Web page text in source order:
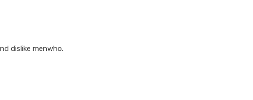
dislike menwho.